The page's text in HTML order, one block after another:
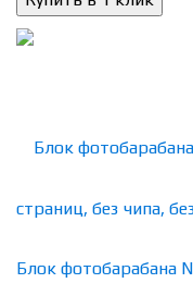
Блок фотобарабана